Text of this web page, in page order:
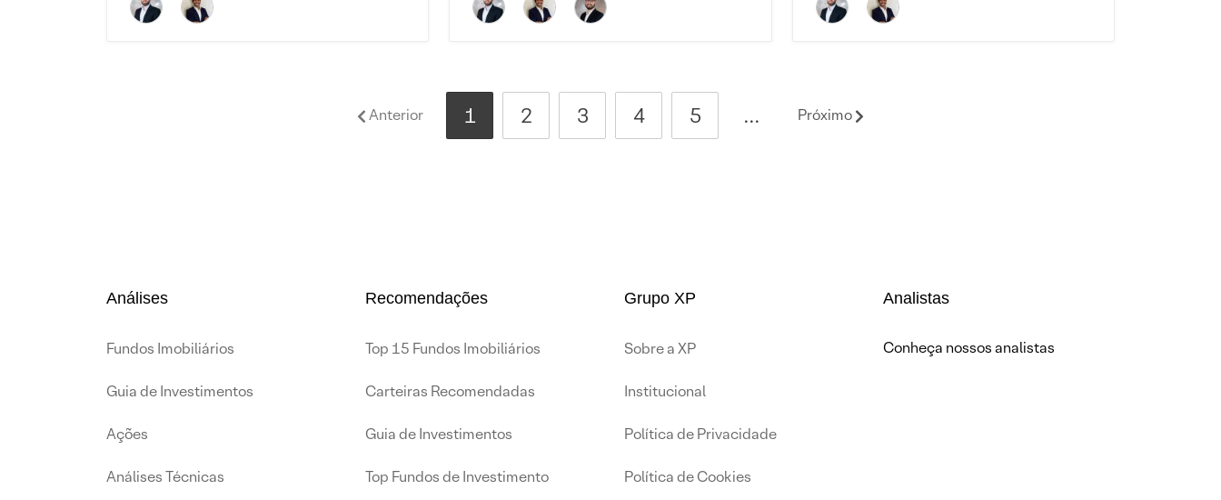
Anterior 1 2 3 4 5 ... Próximo
Análises
Fundos Imobiliários
Guia de Investimentos
Ações
Análises Técnicas
Recomendações
Top 15 Fundos Imobiliários
Carteiras Recomendadas
Guia de Investimentos
Top Fundos de Investimento
Grupo XP
Sobre a XP
Institucional
Política de Privacidade
Política de Cookies
Analistas
Conheça nossos analistas